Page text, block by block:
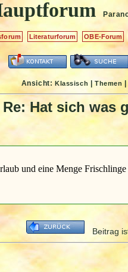
Literaturforum OBE-Forum
Ansicht:Klassisch |Themen
Re: Hat sich was
und eine Menge
Beitrag